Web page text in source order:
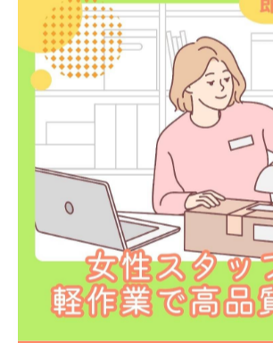
取引ごとに正確な納品書を添付するこ
頼関係の基盤を築けるでしょう。
まとめ
納品書は内容の確認だけでなく、社内
信頼構築など、さまざまな役割があり
正確な情報を記載することで、相手と
ーズに進むでしょう。
松戸市の『株式会社HR』は、梱包や